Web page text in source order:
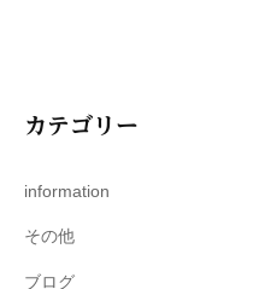
カテゴリー
information
その他
ブログ